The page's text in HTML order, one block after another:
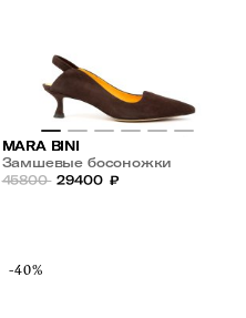
MARA BINI
Замшевые босоножки
45800 29400 ₽
-40%